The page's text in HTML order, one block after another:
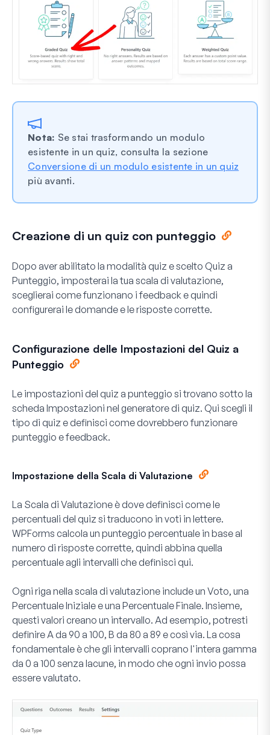
Nota: Se stai trasformando un modulo
esistente in un quiz, consulta la sezione
Conversione di un modulo esistente in un quiz
più avanti.
Creazione di un quiz con punteggio
Dopo aver abilitato la modalità quiz e scelto Quiz a
Punteggio, imposterai la tua scala di valutazione,
sceglierai come funzionano i feedback e quindi
configurerai le domande e le risposte corrette.
Configurazione delle Impostazioni del Quiz a
Punteggio
Le impostazioni del quiz a punteggio si trovano sotto la
scheda Impostazioni nel generatore di quiz. Qui scegli il
tipo di quiz e definisci come dovrebbero funzionare
punteggio e feedback.
Impostazione della Scala di Valutazione
La Scala di Valutazioneè dove definisci come le
percentuali del quiz si traducono in voti in lettere.
WPForms calcola un punteggio percentuale in base al
numero di risposte corrette, quindi abbina quella
percentuale agli intervalli che definisci qui.
Ogni riga nella scala di valutazione include un Voto, una
Percentuale Inizialee una Percentuale Finale. Insieme,
questi valori creano un intervallo. Ad esempio, potresti
definire A da 90 a 100, B da 80 a 89 e così via. La cosa
fondamentale è che gli intervalli coprano l'intera gamma
da 0 a 100 senza lacune, in modo che ogni invio possa
essere valutato.